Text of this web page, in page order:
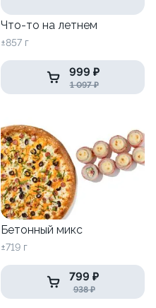
Что-то на летнем
±857 г
999 ₽
1 097 ₽
Бетонный микс
±719 г
799 ₽
938 ₽